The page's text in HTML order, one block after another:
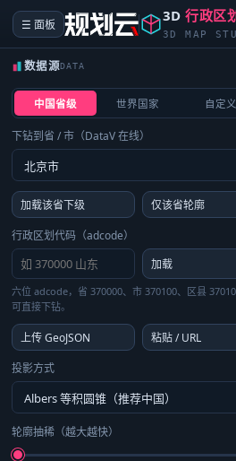
☰ 面板 3D行政区
3D MAP
数据源DATA
中国省级 世界国家 自定义
下钻到省 / 市（DataV 在线）
加载该省下级
仅该省轮廓
行政区划代码（adcode）
加载
六位 adcode，省 370000、市 370100、区县
可直接下钻。
上传 GeoJSON
粘贴 / URL
投影方式
轮廓抽稀（越大越快）